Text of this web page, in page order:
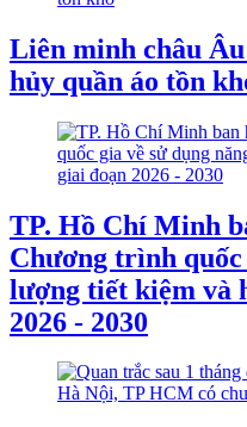
Liên minh châu
hủy quần áo tồn
TP. Hồ Chí Minh
Chương trình quốc
lượng tiết kiệm và
2026 - 2030